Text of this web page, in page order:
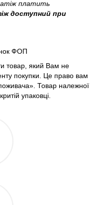
платить
доступний при
ФОП
товар, який Вам не
покупки. Це право вам
Товар належної
упаковці.